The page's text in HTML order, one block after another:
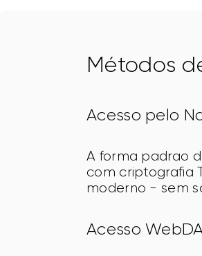
Métodos
Acesso pelo
A forma padrao
com criptografia
moderno - sem
Acesso